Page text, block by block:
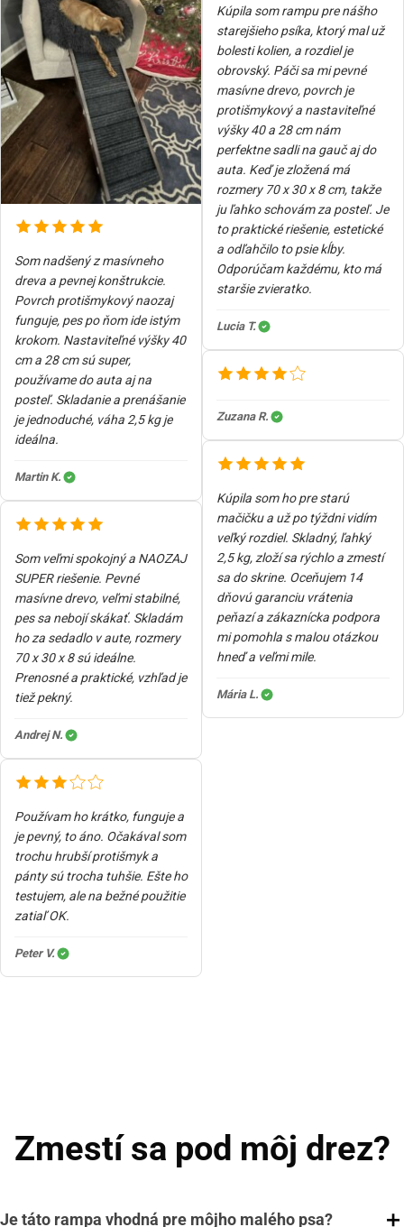
Som nadšený z masívneho
dreva a pevnej konštrukcie.
Povrch protišmykový naozaj
funguje, pes po ňom ide istým
krokom. Nastaviteľné výšky 40
cm a 28 cm sú super,
používame do auta aj na
posteľ. Skladanie a prenášanie
je jednoduché, váha 2,5 kg je
ideálna.
Martin K.
Som veľmi spokojný a NAOZAJ
SUPER riešenie. Pevné
masívne drevo, veľmi stabilné,
pes sa nebojí skákať. Skladám
ho za sedadlo v aute, rozmery
70 x 30 x 8 sú ideálne.
Prenosné a praktické, vzhľad je
tiež pekný.
Andrej N.
Používam ho krátko, funguje a
je pevný, to áno. Očakával som
trochu hrubší protišmyk a
pánty sú trocha tuhšie. Ešte ho
testujem, ale na bežné použitie
zatiaľ OK.
Peter V.
Kúpila som rampu pre nášho
starejšieho psíka, ktorý mal už
bolesti kolien, a rozdiel je
obrovský. Páči sa mi pevné
masívne drevo, povrch je
protišmykový a nastaviteľné
výšky 40 a 28 cm nám
perfektne sadli na gauč aj do
auta. Keď je zložená má
rozmery 70 x 30 x 8 cm, takže
ju ľahko schovám za posteľ. Je
to praktické riešenie, estetické
a odľahčilo to psie kĺby.
Odporúčam každému, kto má
staršie zvieratko.
Lucia T.
Zuzana R.
Kúpila som ho pre starú
mačičku a už po týždni vidím
veľký rozdiel. Skladný, ľahký
2,5 kg, zloží sa rýchlo a zmestí
sa do skrine. Oceňujem 14
dňovú garanciu vrátenia
peňazí a zákaznícka podpora
mi pomohla s malou otázkou
hneď a veľmi mile.
Mária L.
Zmestí sa pod môj drez?
Je táto rampa vhodná pre môjho malého psa?